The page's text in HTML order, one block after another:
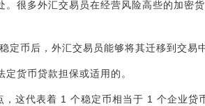
很多外汇交易员在经营风险高些的加密
定币后，外汇交易员能够将其迁移到交易
货币贷款担保或适用的。
这代表着 1 个稳定币相当于 1 个企业贷